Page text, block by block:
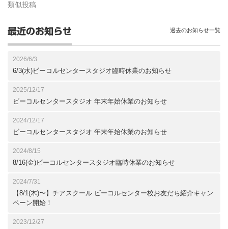
類似投稿
最近のお知らせ
2026/6/3
6/3(水)ビーコルセンタースタジオ臨時休業のお知らせ
2025/12/17
ビーコルセンタースタジオ 年末年始休業のお知らせ
2024/12/17
ビーコルセンタースタジオ 年末年始休業のお知らせ
2024/8/15
8/16(金)ビーコルセンタースタジオ臨時休業のお知らせ
2024/7/31
【8/1(木)〜】チアスクール ビーコルセンター校お友だち紹介キャン
ペーン開始！
2023/12/27
過去のお知らせ一覧